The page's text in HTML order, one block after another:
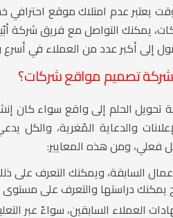
يعتبر عدم امتلاك موقع احترافي
يمكنك التواصل مع فريق شركة
إلى أكبر عدد من العملاء في
شركة تصميم مواقع شركات؟
تحويل الحلم إلى واقع سواء
والدعاية المُغرية،
فعلي، ومن هذه المعايير:
السابقة، ويمكنك التعرف
يمكنك دراستها والتعرف على
العملاء السابقين، سواءً عبر